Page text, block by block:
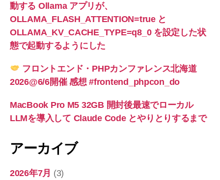
動する Ollama アプリが、
OLLAMA_FLASH_ATTENTION=true と
OLLAMA_KV_CACHE_TYPE=q8_0 を設定した状
態で起動するようにした
フロントエンド・PHPカンファレンス北海道
2026@6/6開催 感想 #frontend_phpcon_do
MacBook Pro M5 32GB 開封後最速でローカル
LLMを導入して Claude Code とやりとりするまで
アーカイブ
2026年7月 (3)